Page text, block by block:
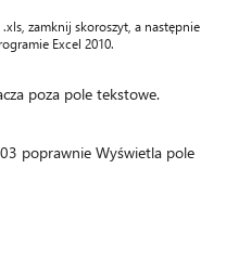
zamknij skoroszyt, a następnie
Excel 2010.
poza pole tekstowe.
poprawnie Wyświetla pole